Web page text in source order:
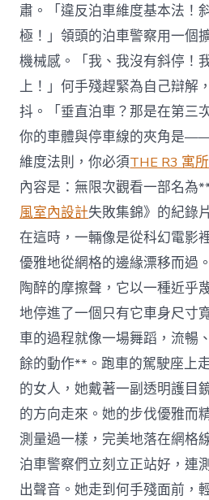
肅。「違反泊車維度基本法！
極！」領頭的泊車警察用一個
機械感。「我、我沒有斜停！
上！」何手殘趕緊為自己辯解
抖。「垂直泊車？那是在第三
你的車體與停車線的夾角是
維度法則，你必須THE R3 寓所
內容是：無限次觀看一部名為
風室內設計失敗集錦》的紀錄
在這時，一輛像是從科幻電影
優雅地從網格的邊緣漂移而過
陶醉的摩擦聲，它以一種近乎
地停進了一個只有它車身尺寸
車的過程就像一場舞蹈，流暢
餘的動作**。跑車的駕駛座上
的女人，她戴著一副透明護目
的方向走來。她的步伐優雅而
測量過一樣，完美地落在網格
泊車警察們立刻立正站好，連
出聲音。她走到何手殘面前，